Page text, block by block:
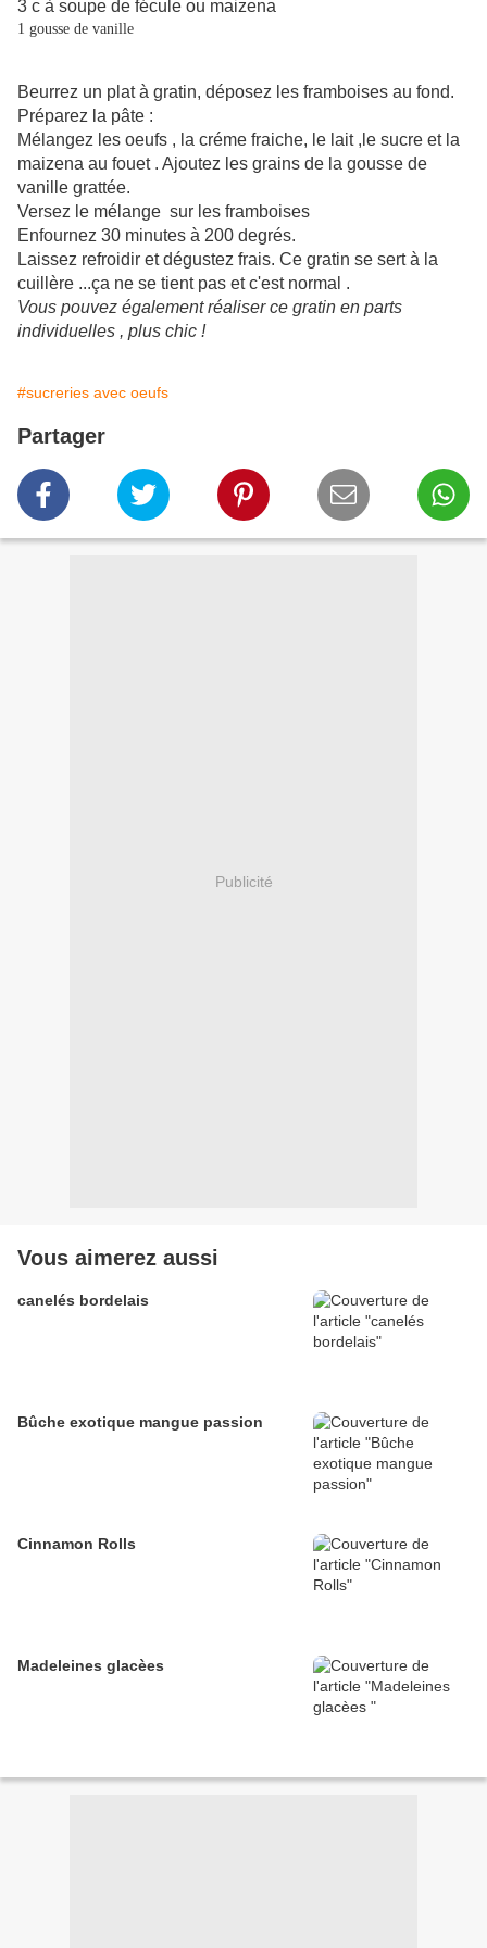
3 c à soupe de fécule ou maizena
1 gousse de vanille
Beurrez un plat à gratin, déposez les framboises au fond.
Préparez la pâte :
Mélangez les oeufs , la créme fraiche, le lait ,le sucre et la
maizena au fouet . Ajoutez les grains de la gousse de
vanille grattée.
Versez le mélange sur les framboises
Enfournez 30 minutes à 200 degrés.
Laissez refroidir et dégustez frais. Ce gratin se sert à la
cuillère ...ça ne se tient pas et c'est normal .
Vous pouvez également réaliser ce gratin en parts
individuelles , plus chic !
#sucreries avec oeufs
Partager
Publicité
Vous aimerez aussi
canelés bordelais
Bûche exotique mangue passion
Cinnamon Rolls
Madeleines glacèes